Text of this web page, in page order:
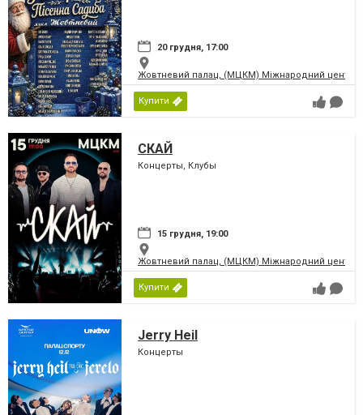
20 грудня, 17:00
Жовтневий палац, (МЦКМ) Міжнародний центр
Купити
СКАЙ
Концерты, Клубы
15 грудня, 19:00
Жовтневий палац, (МЦКМ) Міжнародний центр
Купити
Jerry Heil
Концерты